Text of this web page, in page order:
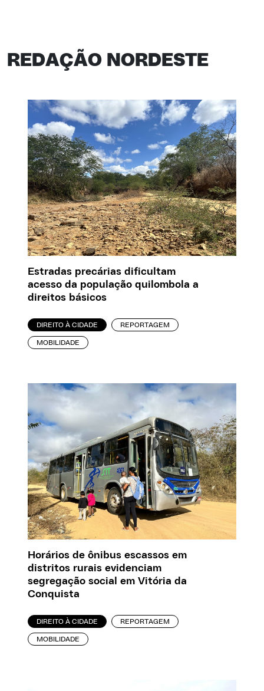
REDAÇÃO NORDESTE
Estradas precárias dificultam
acesso da população quilombola a
direitos básicos
DIREITO À CIDADE REPORTAGEM
MOBILIDADE
Horários de ônibus escassos em
distritos rurais evidenciam
segregação social em Vitória da
Conquista
DIREITO À CIDADE REPORTAGEM
MOBILIDADE